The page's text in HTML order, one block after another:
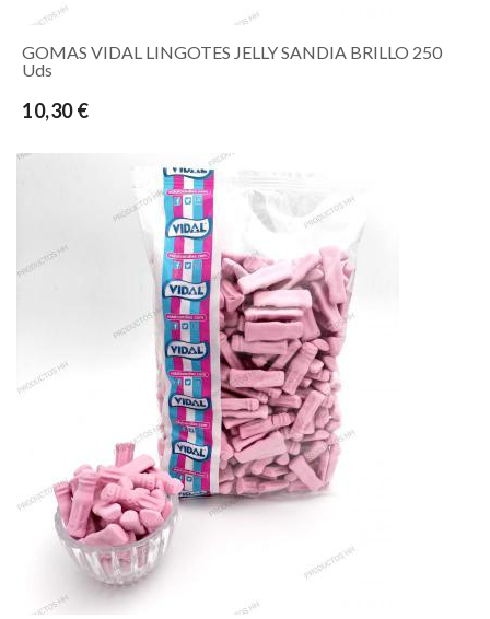
GOMAS VIDAL LINGOTES JELLY SANDIA BRILLO 250
Uds
10,30 €